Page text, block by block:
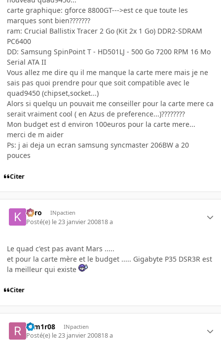
carte graphique: gforce 8800GT--->est ce que toute les
marques sont bien???????
ram: Crucial Ballistix Tracer 2 Go (Kit 2x 1 Go) DDR2-SDRAM
PC6400
DD: Samsung SpinPoint T - HD501LJ - 500 Go 7200 RPM 16 Mo
Serial ATA II
Vous allez me dire qu il me manque la carte mere mais je ne
sais pas quoi prendre pour que soit compatible avec le
quad9450 (chipset,socket...)
Alors si quelqu un pouvait me conseiller pour la carte mere ca
serait vraiment cool ( en Azus de preference...)????????
Mon budget est d environ 100euros pour la carte mere...
merci de m aider
Ps: j ai deja un ecran samsung syncmaster 206BW a 20
pouces
Citer
kyro INpactien
Posté(e) le 23 janvier 200818 a
Le quad c'est pas avant Mars .....
et pour la carte mère et le budget ..... Gigabyte P35 DSR3R est
la meilleur qui existe
Citer
rom1r08 INpactien
Posté(e) le 23 janvier 200818 a